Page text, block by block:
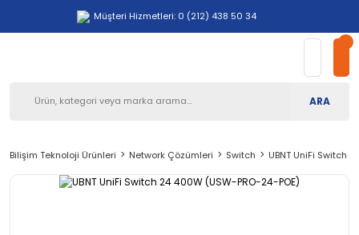
Müşteri Hizmetleri: 0 (212) 438 50 34
ARA
Bilişim Teknoloji Ürünleri Network Çözümleri Switch UBNT UniFi Switch